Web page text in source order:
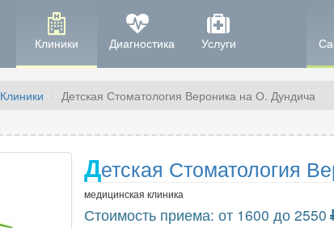
Клиники Диагностика Услуги
Клиники Детская Стоматология Вероника на О. Дундича
Детская Стоматология
медицинская клиника
Стоимость приема: от 1600 до 2550